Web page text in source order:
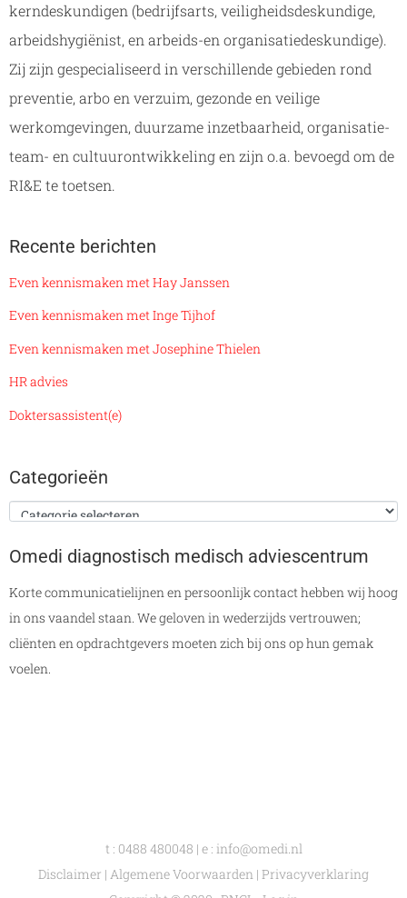
kerndeskundigen (bedrijfsarts, veiligheidsdeskundige,
arbeidshygiënist, en arbeids-en organisatiedeskundige).
Zij zijn gespecialiseerd in verschillende gebieden rond
preventie, arbo en verzuim, gezonde en veilige
werkomgevingen, duurzame inzetbaarheid, organisatie-
team- en cultuurontwikkeling en zijn o.a. bevoegd om de
RI&E te toetsen.
Recente berichten
Even kennismaken met Hay Janssen
Even kennismaken met Inge Tijhof
Even kennismaken met Josephine Thielen
HR advies
Doktersassistent(e)
Categorieën
Omedi diagnostisch medisch adviescentrum
Korte communicatielijnen en persoonlijk contact hebben wij hoog
in ons vaandel staan. We geloven in wederzijds vertrouwen;
cliënten en opdrachtgevers moeten zich bij ons op hun gemak
voelen.
t : 0488 480048 | e : info@omedi.nl
Disclaimer | Algemene Voorwaarden | Privacyverklaring